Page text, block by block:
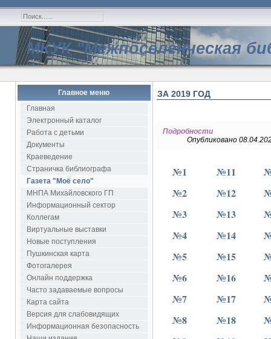
МКУК "Межпоселенческая
Главное меню
Главная
Электронный каталог
Работа с детьми
Документы
Краеведение
Страничка библиографа
Газета "Моё село"
МНПА Михайловского ГП
Информационный сектор
Коллегам
Виртуальные выставки
Новые поступления
Пушкинская карта
Фотогалерея
Онлайн поддержка
Часто задаваемые вопросы
Карта сайта
Версия для слабовидящих
Информационная безопасность
ЗА 2019 ГОД
Подробности
Опубликовано
№1 №11
№2
№12
№3
№13
№4
№14
№5
№15
№6
№16
№7
№17
№8
№18